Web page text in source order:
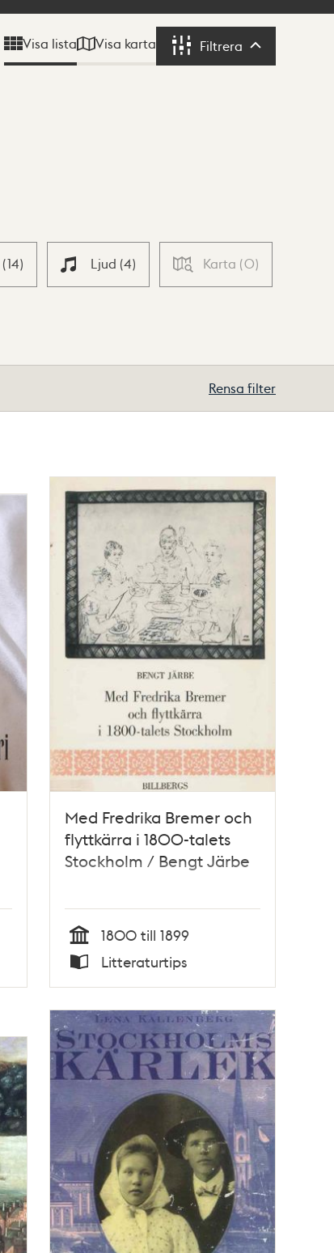
Visa lista Visa karta Filtrera Filtrera
(14) Ljud (4) Karta (0)
Rensa filter
Med Fredrika Bremer och
flyttkärra i 1800-talets
Stockholm / Bengt Järbe
Tid
1800 till 1899
Typ
Litteraturtips